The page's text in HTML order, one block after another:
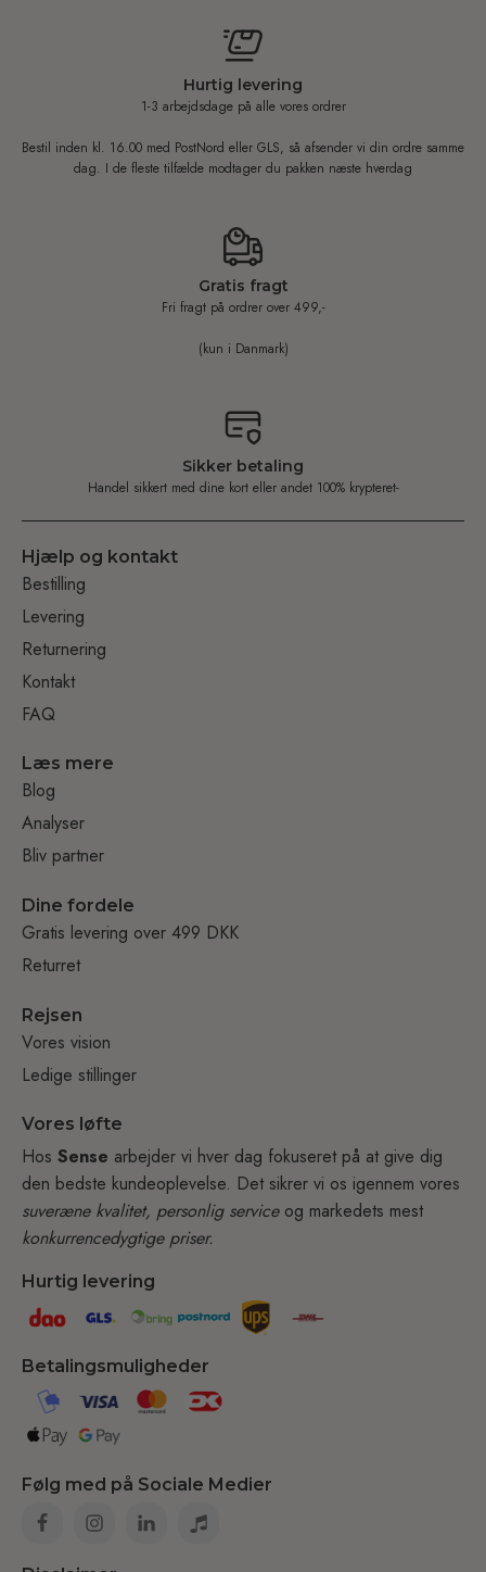
Hurtig levering
1-3 arbejdsdage på alle vores ordrer
Bestil inden kl. 16.00 med PostNord eller GLS, så afsender vi din ordre samme
dag. I de fleste tilfælde modtager du pakken næste hverdag
Gratis fragt
Fri fragt på ordrer over 499,-
(kun i Danmark)
Sikker betaling
Handel sikkert med dine kort eller andet 100% krypteret-
Hjælp og kontakt
Bestilling
Levering
Returnering
Kontakt
FAQ
Læs mere
Blog
Analyser
Bliv partner
Dine fordele
Gratis levering over 499 DKK
Returret
Rejsen
Vores vision
Ledige stillinger
Vores løfte
Hos Sense arbejder vi hver dag fokuseret på at give dig
den bedste kundeoplevelse. Det sikrer vi os igennem vores
suveræne kvalitet, personlig serviceog markedets mest
konkurrencedygtige priser.
Hurtig levering
Betalingsmuligheder
Følg med på Sociale Medier